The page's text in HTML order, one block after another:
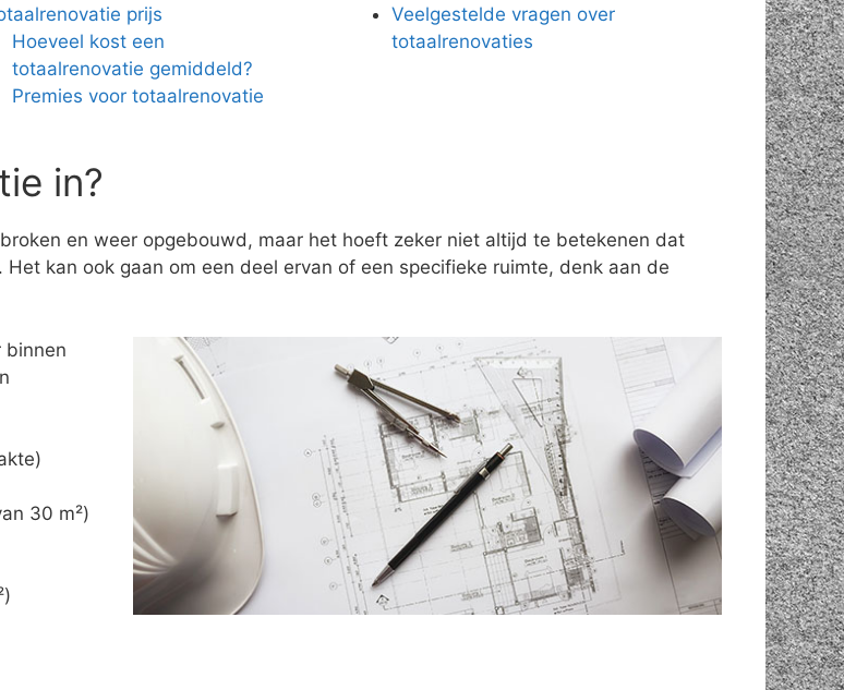
prijs
Hoeveel kost een
totaalrenovatie gemiddeld?
Premies voor totaalrenovatie
Veelgestelde vragen over
totaalrenovaties
in?
en weer opgebouwd, maar het hoeft zeker niet altijd te betekenen dat
kan ook gaan om een deel ervan of een specifieke ruimte, denk aan de
binnen
30 m²)